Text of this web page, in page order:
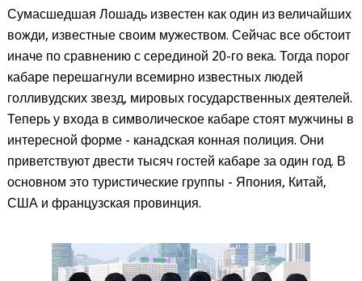
Сумасшедшая Лошадь известен как один из величайших
вожди, известные своим мужеством. Сейчас все обстоит
иначе по сравнению с серединой 20-го века. Тогда порог
кабаре перешагнули всемирно известных людей
голливудских звезд, мировых государственных деятелей.
Теперь у входа в символическое кабаре стоят мужчины в
интересной форме - канадская конная полиция. Они
приветствуют двести тысяч гостей кабаре за один год. В
основном это туристические группы - Япония, Китай,
США и французская провинция.